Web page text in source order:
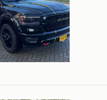
Bewaren